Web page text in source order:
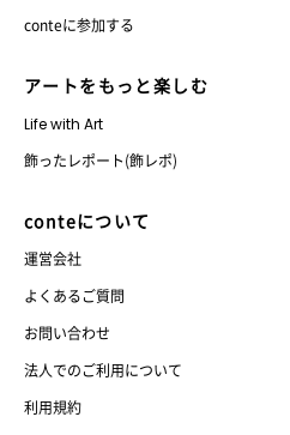
conteに参加する
アートをもっと楽しむ
Life with Art
飾ったレポート(飾レポ)
conteについて
運営会社
よくあるご質問
お問い合わせ
法人でのご利用について
利用規約